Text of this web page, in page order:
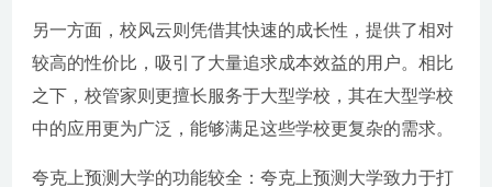
另一方面，校风云则凭借其快速的成长性，提供了相对
较高的性价比，吸引了大量追求成本效益的用户。相比
之下，校管家则更擅长服务于大型学校，其在大型学校
中的应用更为广泛，能够满足这些学校更复杂的需求。
夸克上预测大学的功能较全：夸克上预测大学致力于打